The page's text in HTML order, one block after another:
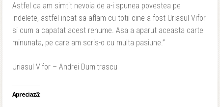
Astfel ca am simtit nevoia de a-i spunea povestea pe
indelete, astfel incat sa aflam cu totii cine a fost Uriasul Vifor
si cum a capatat acest renume. Asa a aparut aceasta carte
minunata, pe care am scris-o cu multa pasiune.”
Uriasul Vifor – Andrei Dumitrascu
Apreciază: